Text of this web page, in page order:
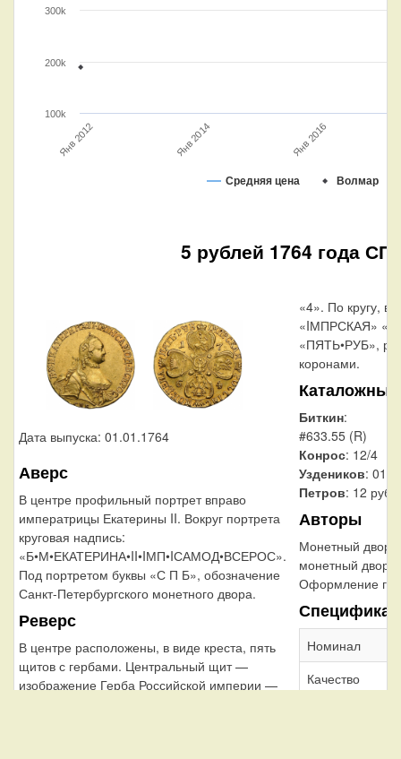
Средняя цена Волмар
Янв 2012 Янв 2014 Янв 2016
200k
300k
100k
5 рублей 1764 года
Дата выпуска: 01.01.1764
Аверс
В центре профильный портрет вправо
императрицы Екатерины II. Вокруг портрета
круговая надпись:
«Б•М•ЕКАТЕРИНА•II•IМП•IСАМОД•ВСЕРОС».
Под портретом буквы «С П Б», обозначение
Санкт-Петербургского монетного двора.
Реверс
В центре расположены, в виде креста, пять
щитов с гербами. Центральный щит —
изображение Герба Российской империи —
«4». По кругу,
«IМПРСКАЯ»
«ПЯТЬ•РУБ»,
коронами.
Биткин:
#633.55 (R)
Конрос: 12/4
Уздеников:
Петров: 12
Авторы
Монетный двор:
монетный двор
Оформление
Номинал
Качество